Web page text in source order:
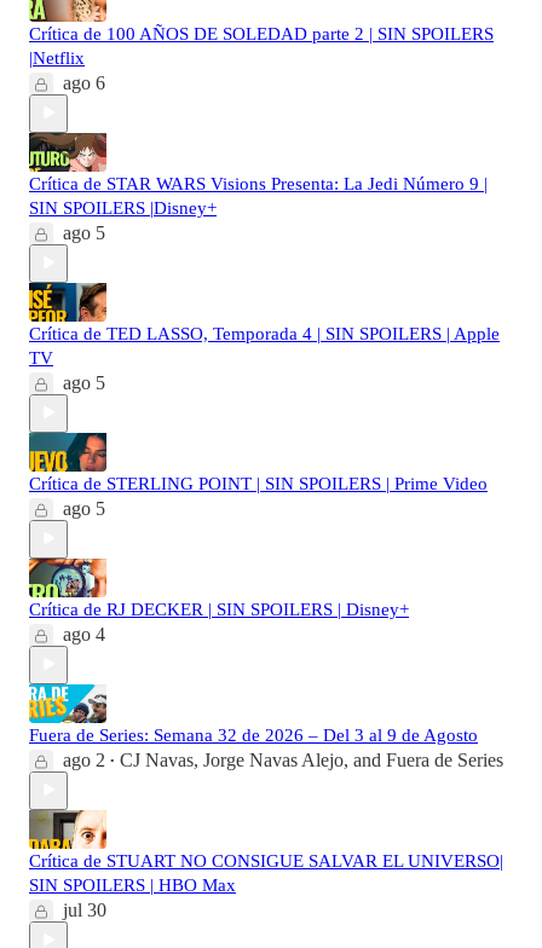
Crítica de 100 AÑOS DE SOLEDAD parte 2 | SIN SPOILERS
|Netflix
ago 6
Crítica de STAR WARS Visions Presenta: La Jedi Número 9 |
SIN SPOILERS |Disney+
ago 5
Crítica de TED LASSO, Temporada 4 | SIN SPOILERS | Apple
TV
ago 5
Crítica de STERLING POINT | SIN SPOILERS | Prime Video
ago 5
Crítica de RJ DECKER | SIN SPOILERS | Disney+
ago 4
Fuera de Series: Semana 32 de 2026 – Del 3 al 9 de Agosto
ago 2 • CJ Navas, Jorge Navas Alejo, and Fuera de Series
Crítica de STUART NO CONSIGUE SALVAR EL UNIVERSO|
SIN SPOILERS | HBO Max
jul 30